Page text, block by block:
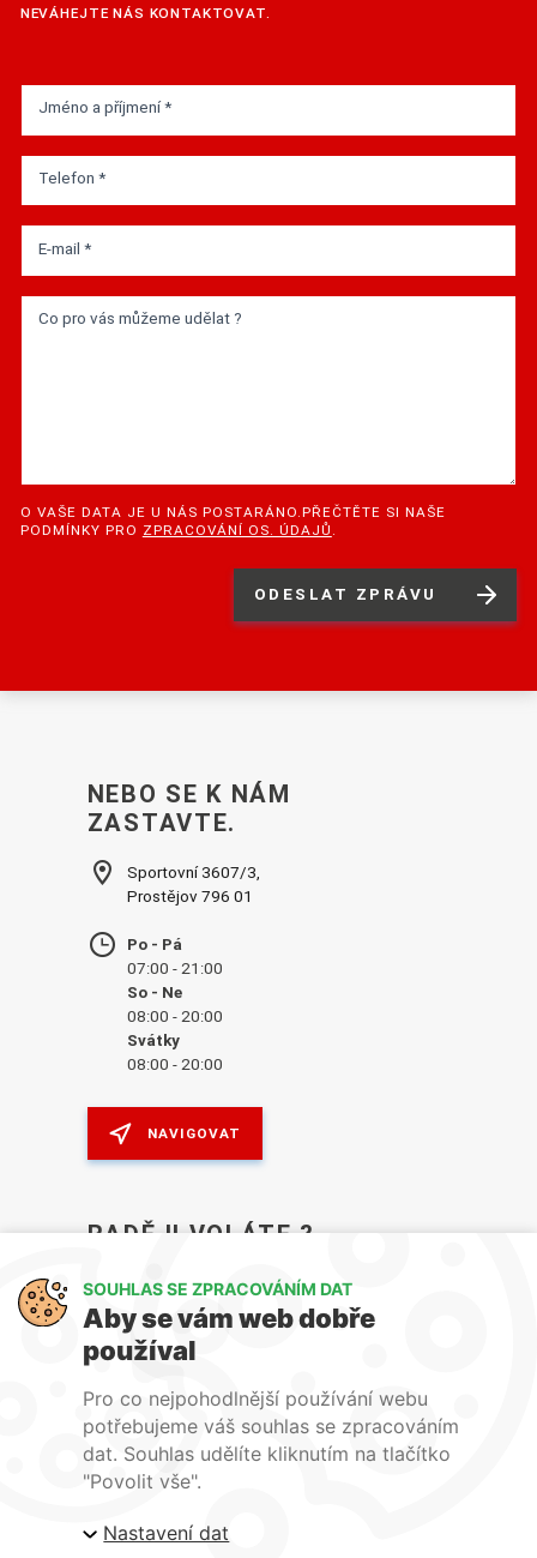
NEVÁHEJTE NÁS KONTAKTOVAT.
Jméno a příjmení *
Telefon *
E-mail *
Co pro vás můžeme udělat ?
O VAŠE DATA JE U NÁS POSTARÁNO.PŘEČTĚTE SI NAŠE
PODMÍNKY PRO ZPRACOVÁNÍ OS. ÚDAJŮ .
NEBO SE K NÁM
ZASTAVTE.
Sportovní 3607/3,
Prostějov 796 01
Po - Pá
07:00 - 21:00
So - Ne
08:00 - 20:00
Svátky
08:00 - 20:00
NAVIGOVAT
RADĚJI VOLÁTE ?
+420 606 082 343
SOUHLAS SE ZPRACOVÁNÍM DAT
Aby se vám web dobře
používal
Pro co nejpohodlnější používání webu
potřebujeme váš souhlas se zpracováním
dat. Souhlas udělíte kliknutím na tlačítko
"Povolit vše".
Nastavení dat